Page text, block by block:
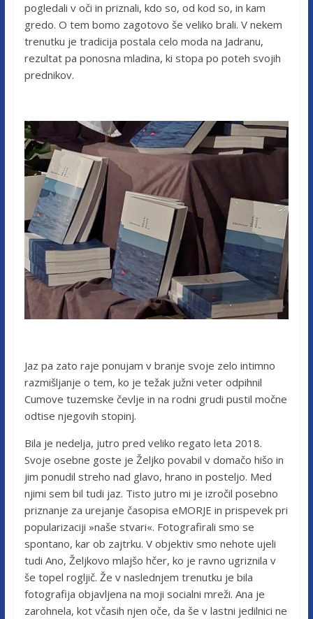
pogledali v oči in priznali, kdo so, od kod so, in kam
gredo. O tem bomo zagotovo še veliko brali. V nekem
trenutku je tradicija postala celo moda na Jadranu,
rezultat pa ponosna mladina, ki stopa po poteh svojih
prednikov.
Jaz pa zato raje ponujam v branje svoje zelo intimno
razmišljanje o tem, ko je težak južni veter odpihnil
Cumove tuzemske čevlje in na rodni grudi pustil močne
odtise njegovih stopinj.
Bila je nedelja, jutro pred veliko regato leta 2018.
Svoje osebne goste je Željko povabil v domačo hišo in
jim ponudil streho nad glavo, hrano in posteljo. Med
njimi sem bil tudi jaz. Tisto jutro mi je izročil posebno
priznanje za urejanje časopisa eMORJE in prispevek pri
popularizaciji »naše stvari«. Fotografirali smo se
spontano, kar ob zajtrku. V objektiv smo nehote ujeli
tudi Ano, Željkovo mlajšo hčer, ko je ravno ugriznila v
še topel rogljič. Že v naslednjem trenutku je bila
fotografija objavljena na moji socialni mreži. Ana je
zarohnela, kot včasih njen oče, da še v lastni jedilnici ne